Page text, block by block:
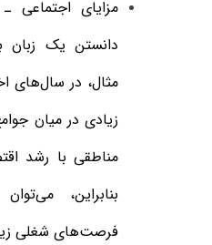
مزایای اجتماعی
دانستن یک زبان
مثال، در سال‌های
زیادی در میان
مناطقی با رشد
بنابراین،
فرصت‌های شغلی